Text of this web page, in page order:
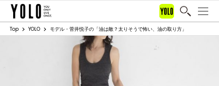
Top YOLO モデル・菅井悦子の「油は敵？太りそうで怖い、油の取り方」